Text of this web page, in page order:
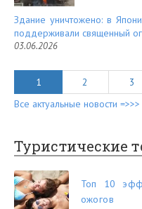
Здание уничтожено: в
поддерживали священный
03.06.2026
1 2 3
Все актуальные новости =>>>
Туристические
Топ 10
ожогов